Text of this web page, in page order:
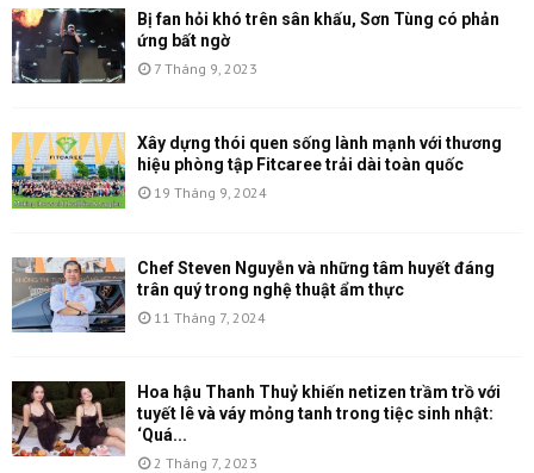
Bị fan hỏi khó trên sân khấu, Sơn Tùng có phản
ứng bất ngờ
7 Tháng 9, 2023
Xây dựng thói quen sống lành mạnh với thương
hiệu phòng tập Fitcaree trải dài toàn quốc
19 Tháng 9, 2024
Chef Steven Nguyễn và những tâm huyết đáng
trân quý trong nghệ thuật ẩm thực
11 Tháng 7, 2024
Hoa hậu Thanh Thuỷ khiến netizen trầm trồ với
tuyết lê và váy mỏng tanh trong tiệc sinh nhật:
‘Quá...
2 Tháng 7, 2023